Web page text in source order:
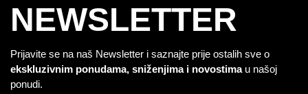
NEWSLETTER
Prijavite se na naš Newsletter i saznajte prije ostalih sve o
ekskluzivnim ponudama, sniženjima i novostimau našoj
ponudi.